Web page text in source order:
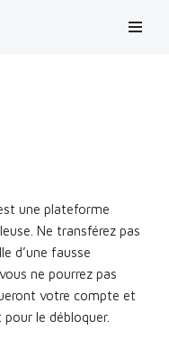
une plateforme
Ne transférez pas
d’une fausse
ne pourrez pas
votre compte et
le débloquer.